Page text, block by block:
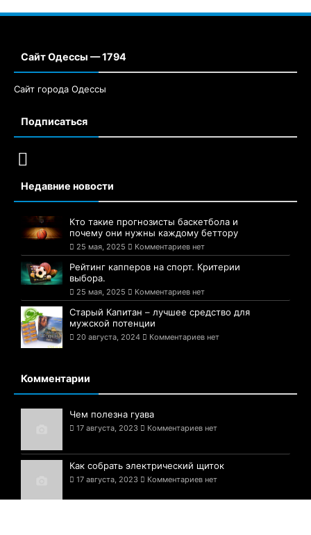
Сайт Одессы — 1794
Сайт города Одессы
Подписаться
Недавние новости
Кто такие прогнозисты баскетбола и
почему они нужны каждому беттору
25 мая, 2025 Комментариев нет
Рейтинг капперов на спорт. Критерии
выбора.
25 мая, 2025 Комментариев нет
Старый Капитан – лучшее средство для
мужской потенции
20 августа, 2024 Комментариев нет
Комментарии
Чем полезна гуава
17 августа, 2023 Комментариев нет
Как собрать электрический щиток
17 августа, 2023 Комментариев нет